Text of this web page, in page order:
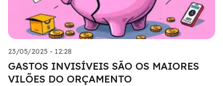
23/05/2025 - 12:28
GASTOS INVISÍVEIS SÃO OS MAIORES
VILÕES DO ORÇAMENTO